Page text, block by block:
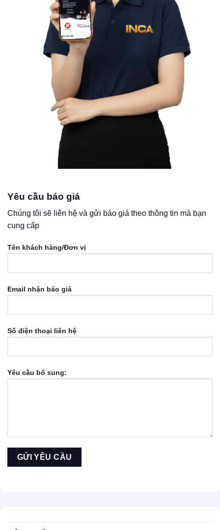
Yêu cầu báo giá
Chúng tôi sẽ liên hệ và gửi báo giá theo thông tin mà bạn
cung cấp
Tên khách hàng/Đơn vị
Email nhận báo giá
Số điện thoại liên hệ
Yêu cầu bổ sung: